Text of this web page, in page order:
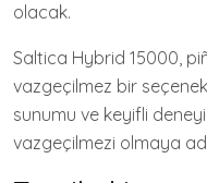
olacak.
Saltica Hybrid 15000,
vazgeçilmez bir
sunumu ve keyifli
vazgeçilmezi olmaya